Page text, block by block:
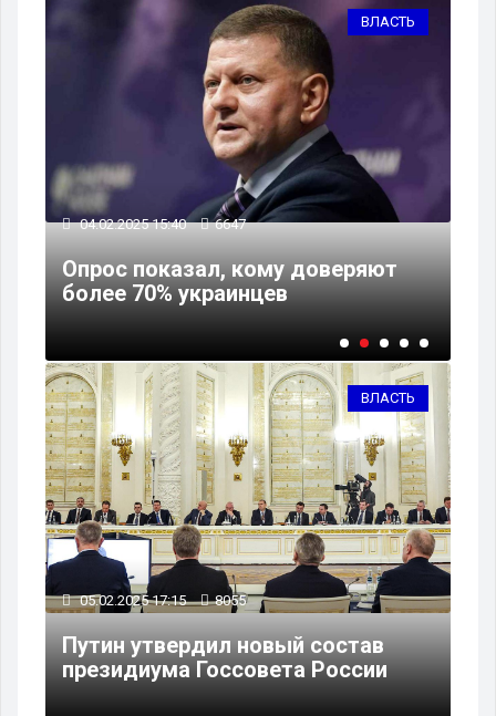
ВЛАСТЬ
04.02.2025 15:40 6647
Опрос показал, кому доверяют
более 70% украинцев
ВЛАСТЬ
05.02.2025 17:15 8055
Путин утвердил новый состав
президиума Госсовета России